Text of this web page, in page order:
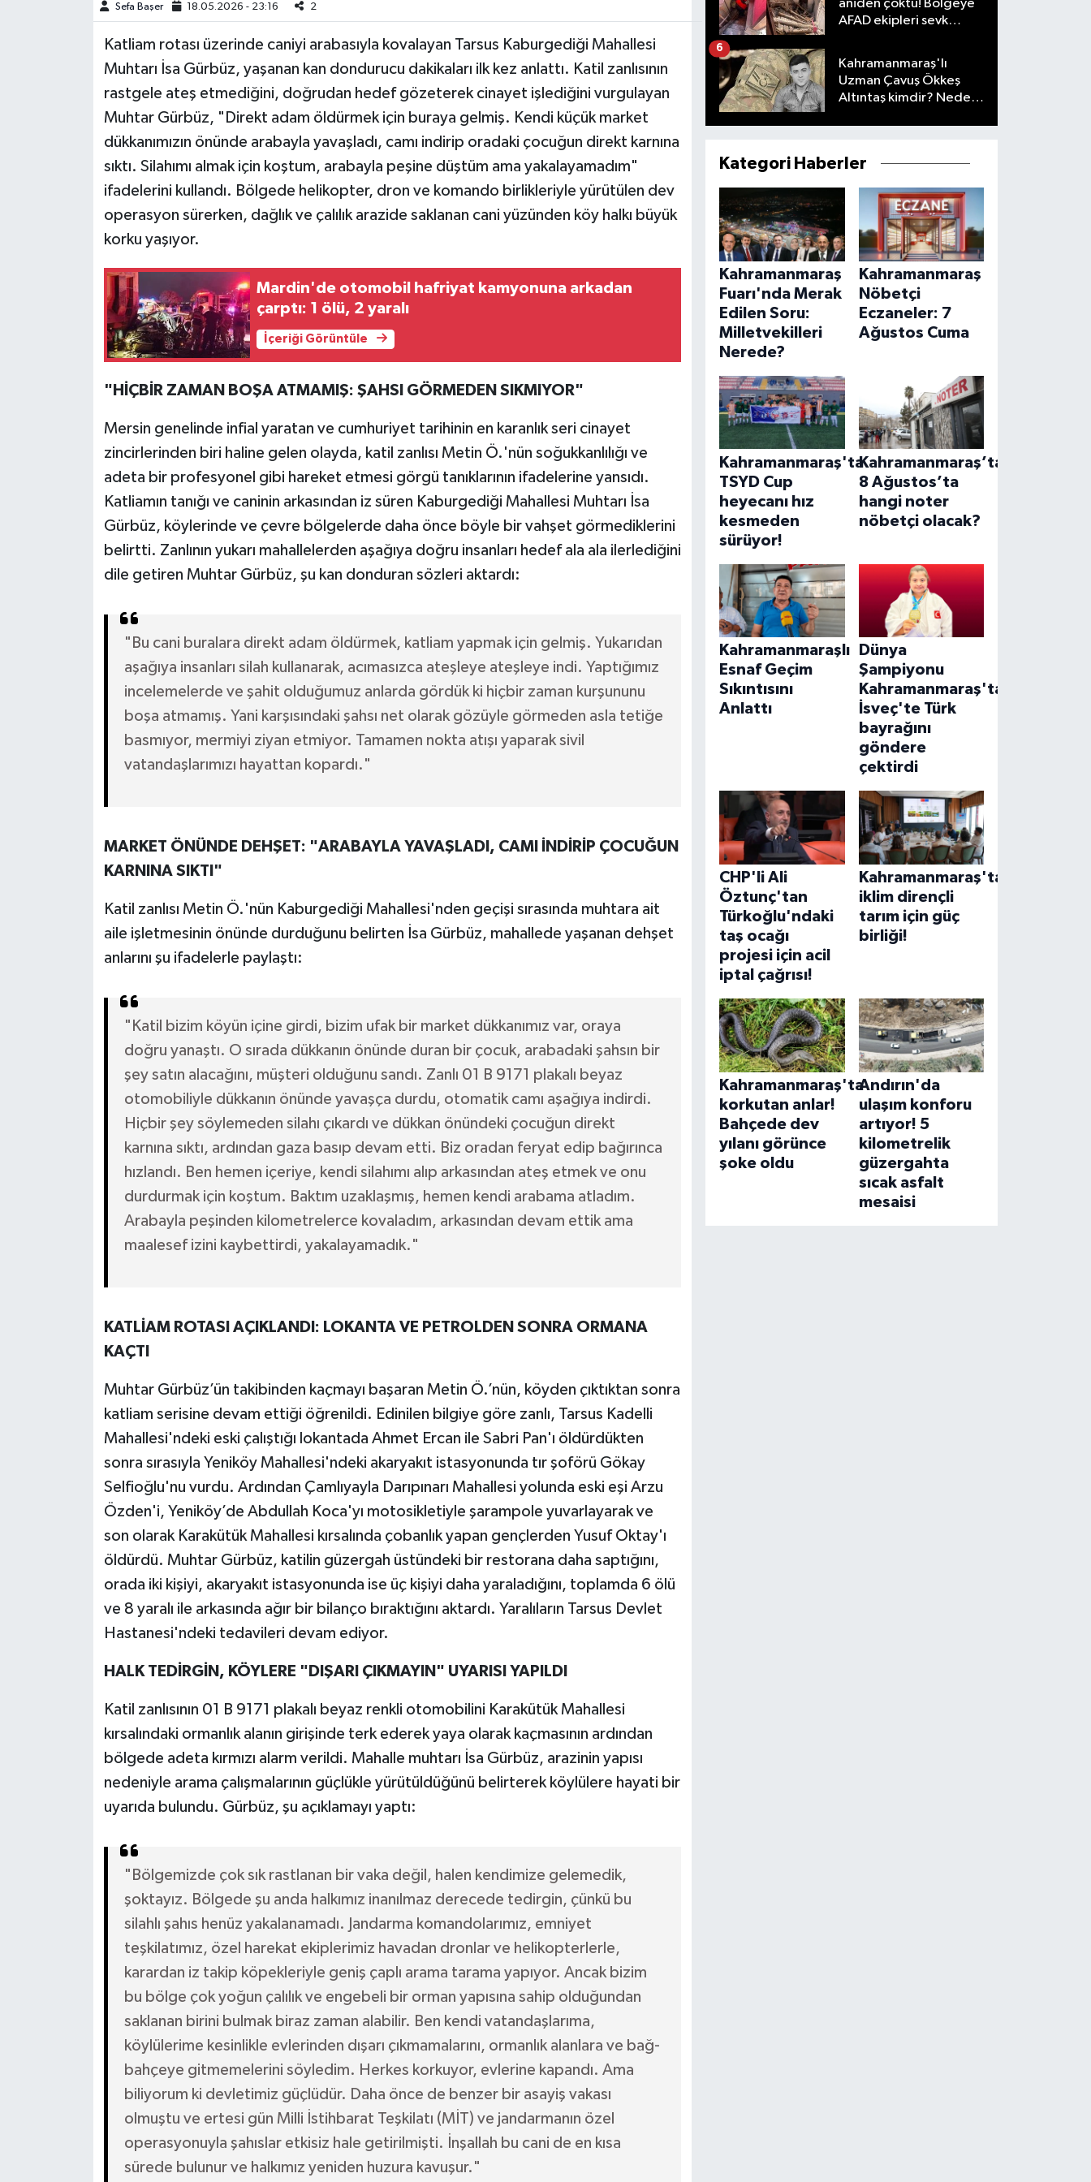
Sefa Başer 18.05.2026 - 23:16 2
Katliam rotası üzerinde caniyi arabasıyla kovalayan Tarsus Kaburgediği Mahallesi
Muhtarı İsa Gürbüz, yaşanan kan dondurucu dakikaları ilk kez anlattı. Katil zanlısının
rastgele ateş etmediğini, doğrudan hedef gözeterek cinayet işlediğini vurgulayan
Muhtar Gürbüz, "Direkt adam öldürmek için buraya gelmiş. Kendi küçük market
dükkanımızın önünde arabayla yavaşladı, camı indirip oradaki çocuğun direkt karnına
sıktı. Silahımı almak için koştum, arabayla peşine düştüm ama yakalayamadım"
ifadelerini kullandı. Bölgede helikopter, dron ve komando birlikleriyle yürütülen dev
operasyon sürerken, dağlık ve çalılık arazide saklanan cani yüzünden köy halkı büyük
korku yaşıyor.
Mardin'de otomobil hafriyat kamyonuna arkadan
çarptı: 1 ölü, 2 yaralı
İçeriği Görüntüle
"HİÇBİR ZAMAN BOŞA ATMAMIŞ: ŞAHSI GÖRMEDEN SIKMIYOR"
Mersin genelinde infial yaratan ve cumhuriyet tarihinin en karanlık seri cinayet
zincirlerinden biri haline gelen olayda, katil zanlısı Metin Ö.'nün soğukkanlılığı ve
adeta bir profesyonel gibi hareket etmesi görgü tanıklarının ifadelerine yansıdı.
Katliamın tanığı ve caninin arkasından iz süren Kaburgediği Mahallesi Muhtarı İsa
Gürbüz, köylerinde ve çevre bölgelerde daha önce böyle bir vahşet görmediklerini
belirtti. Zanlının yukarı mahallelerden aşağıya doğru insanları hedef ala ala ilerlediğini
dile getiren Muhtar Gürbüz, şu kan donduran sözleri aktardı:
"Bu cani buralara direkt adam öldürmek, katliam yapmak için gelmiş. Yukarıdan
aşağıya insanları silah kullanarak, acımasızca ateşleye ateşleye indi. Yaptığımız
incelemelerde ve şahit olduğumuz anlarda gördük ki hiçbir zaman kurşununu
boşa atmamış. Yani karşısındaki şahsı net olarak gözüyle görmeden asla tetiğe
basmıyor, mermiyi ziyan etmiyor. Tamamen nokta atışı yaparak sivil
vatandaşlarımızı hayattan kopardı."
MARKET ÖNÜNDE DEHŞET: "ARABAYLA YAVAŞLADI, CAMI İNDİRİP ÇOCUĞUN
KARNINA SIKTI"
Katil zanlısı Metin Ö.'nün Kaburgediği Mahallesi'nden geçişi sırasında muhtara ait
aile işletmesinin önünde durduğunu belirten İsa Gürbüz, mahallede yaşanan dehşet
anlarını şu ifadelerle paylaştı:
"Katil bizim köyün içine girdi, bizim ufak bir market dükkanımız var, oraya
doğru yanaştı. O sırada dükkanın önünde duran bir çocuk, arabadaki şahsın bir
şey satın alacağını, müşteri olduğunu sandı. Zanlı 01 B 9171 plakalı beyaz
otomobiliyle dükkanın önünde yavaşça durdu, otomatik camı aşağıya indirdi.
Hiçbir şey söylemeden silahı çıkardı ve dükkan önündeki çocuğun direkt
karnına sıktı, ardından gaza basıp devam etti. Biz oradan feryat edip bağırınca
hızlandı. Ben hemen içeriye, kendi silahımı alıp arkasından ateş etmek ve onu
durdurmak için koştum. Baktım uzaklaşmış, hemen kendi arabama atladım.
Arabayla peşinden kilometrelerce kovaladım, arkasından devam ettik ama
maalesef izini kaybettirdi, yakalayamadık."
KATLİAM ROTASI AÇIKLANDI: LOKANTA VE PETROLDEN SONRA ORMANA
KAÇTI
Muhtar Gürbüz’ün takibinden kaçmayı başaran Metin Ö.’nün, köyden çıktıktan sonra
katliam serisine devam ettiği öğrenildi. Edinilen bilgiye göre zanlı, Tarsus Kadelli
Mahallesi'ndeki eski çalıştığı lokantada Ahmet Ercan ile Sabri Pan'ı öldürdükten
sonra sırasıyla Yeniköy Mahallesi'ndeki akaryakıt istasyonunda tır şoförü Gökay
Selfioğlu'nu vurdu. Ardından Çamlıyayla Darıpınarı Mahallesi yolunda eski eşi Arzu
Özden'i, Yeniköy’de Abdullah Koca'yı motosikletiyle şarampole yuvarlayarak ve
son olarak Karakütük Mahallesi kırsalında çobanlık yapan gençlerden Yusuf Oktay'ı
öldürdü. Muhtar Gürbüz, katilin güzergah üstündeki bir restorana daha saptığını,
orada iki kişiyi, akaryakıt istasyonunda ise üç kişiyi daha yaraladığını, toplamda 6 ölü
ve 8 yaralı ile arkasında ağır bir bilanço bıraktığını aktardı. Yaralıların Tarsus Devlet
Hastanesi'ndeki tedavileri devam ediyor.
HALK TEDİRGİN, KÖYLERE "DIŞARI ÇIKMAYIN" UYARISI YAPILDI
Katil zanlısının 01 B 9171 plakalı beyaz renkli otomobilini Karakütük Mahallesi
kırsalındaki ormanlık alanın girişinde terk ederek yaya olarak kaçmasının ardından
bölgede adeta kırmızı alarm verildi. Mahalle muhtarı İsa Gürbüz, arazinin yapısı
nedeniyle arama çalışmalarının güçlükle yürütüldüğünü belirterek köylülere hayati bir
uyarıda bulundu. Gürbüz, şu açıklamayı yaptı:
"Bölgemizde çok sık rastlanan bir vaka değil, halen kendimize gelemedik,
şoktayız. Bölgede şu anda halkımız inanılmaz derecede tedirgin, çünkü bu
silahlı şahıs henüz yakalanamadı. Jandarma komandolarımız, emniyet
teşkilatımız, özel harekat ekiplerimiz havadan dronlar ve helikopterlerle,
karardan iz takip köpekleriyle geniş çaplı arama tarama yapıyor. Ancak bizim
bu bölge çok yoğun çalılık ve engebeli bir orman yapısına sahip olduğundan
saklanan birini bulmak biraz zaman alabilir. Ben kendi vatandaşlarıma,
köylülerime kesinlikle evlerinden dışarı çıkmamalarını, ormanlık alanlara ve bağ-
bahçeye gitmemelerini söyledim. Herkes korkuyor, evlerine kapandı. Ama
biliyorum ki devletimiz güçlüdür. Daha önce de benzer bir asayiş vakası
olmuştu ve ertesi gün Milli İstihbarat Teşkilatı (MİT) ve jandarmanın özel
operasyonuyla şahıslar etkisiz hale getirilmişti. İnşallah bu cani de en kısa
sürede bulunur ve halkımız yeniden huzura kavuşur."
aniden çöktü! Bölgeye
AFAD ekipleri sevk
Kahramanmaraş'lı
Uzman Çavuş Ökkeş
Altıntaş kimdir? Neden
6
Kategori Haberler
Kahramanmaraş
Fuarı'nda Merak
Edilen Soru:
Milletvekilleri
Nerede?
Kahramanmaraş
Nöbetçi
Eczaneler: 7
Ağustos Cuma
Kahramanmaraş'ta
TSYD Cup
heyecanı hız
kesmeden
sürüyor!
Kahramanmaraş’ta
8 Ağustos’ta
hangi noter
nöbetçi olacak?
Kahramanmaraşlı
Esnaf Geçim
Sıkıntısını
Anlattı
Dünya
Şampiyonu
Kahramanmaraş'tan!
İsveç'te Türk
bayrağını
göndere
çektirdi
CHP'li Ali
Öztunç'tan
Türkoğlu'ndaki
taş ocağı
projesi için acil
iptal çağrısı!
Kahramanmaraş'ta
iklim dirençli
tarım için güç
birliği!
Kahramanmaraş'ta
korkutan anlar!
Bahçede dev
yılanı görünce
şoke oldu
Andırın'da
ulaşım konforu
artıyor! 5
kilometrelik
güzergahta
sıcak asfalt
mesaisi
KAHRAMANMARAŞ